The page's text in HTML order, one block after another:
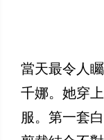
當天最令人
千娜。她穿
服。第一套